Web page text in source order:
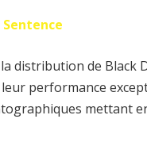
distribution de Black
performance
mettant